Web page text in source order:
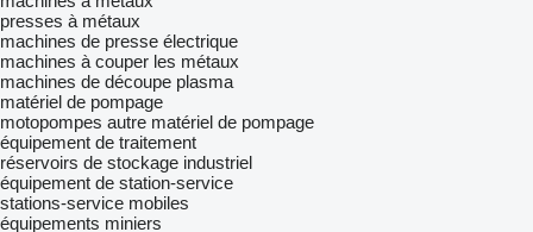
presses à métaux
machines de presse électrique
machines à couper les métaux
machines de découpe plasma
matériel de pompage
motopompes autre matériel de pompage
équipement de traitement
réservoirs de stockage industriel
équipement de station-service
stations-service mobiles
équipements miniers